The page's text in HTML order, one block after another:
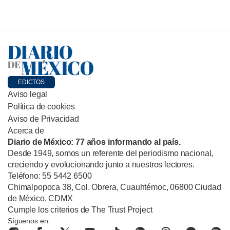
EDICTOS
Aviso legal
Política de cookies
Aviso de Privacidad
Acerca de
Diario de México: 77 años informando al país.
Desde 1949, somos un referente del periodismo nacional,
creciendo y evolucionando junto a nuestros lectores.
Teléfono: 55 5442 6500
Chimalpopoca 38, Col. Obrera, Cuauhtémoc, 06800 Ciudad
de México, CDMX
Cumple los criterios de The Trust Project
Síguenos en: